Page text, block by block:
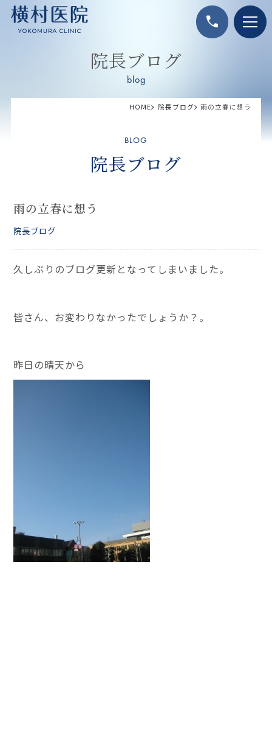
call
院長ブログ
blog
HOME 院長ブログ 雨の立春に想う
BLOG
院長ブログ
雨の立春に想う
院長ブログ
久しぶりのブログ更新となってしまいました。
皆さん、お変わりなかったでしょうか？。
昨日の晴天から